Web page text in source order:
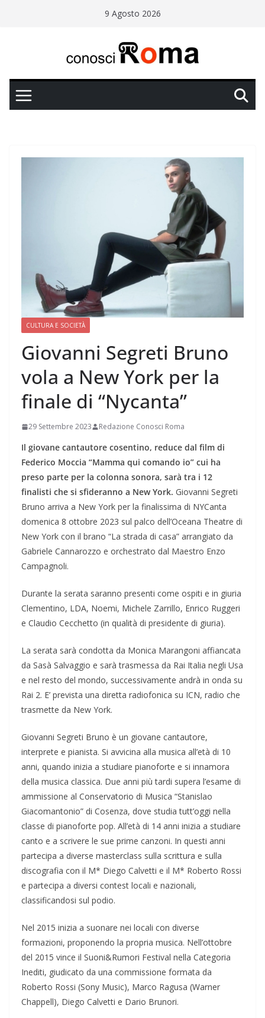
9 Agosto 2026
CULTURA E SOCIETÀ
Giovanni Segreti Bruno
vola a New York per la
finale di “Nycanta”
29 Settembre 2023 Redazione Conosci Roma
Il giovane cantautore cosentino, reduce dal film di
Federico Moccia “Mamma qui comando io” cui ha
preso parte per la colonna sonora, sarà tra i 12
finalisti che si sfideranno a New York. Giovanni Segreti
Bruno arriva a New York per la finalissima di NYCanta
domenica 8 ottobre 2023 sul palco dell’Oceana Theatre di
New York con il brano “La strada di casa” arrangiato da
Gabriele Cannarozzo e orchestrato dal Maestro Enzo
Campagnoli.
Durante la serata saranno presenti come ospiti e in giuria
Clementino, LDA, Noemi, Michele Zarrillo, Enrico Ruggeri
e Claudio Cecchetto (in qualità di presidente di giuria).
La serata sarà condotta da Monica Marangoni affiancata
da Sasà Salvaggio e sarà trasmessa da Rai Italia negli Usa
e nel resto del mondo, successivamente andrà in onda su
Rai 2. E’ prevista una diretta radiofonica su ICN, radio che
trasmette da New York.
Giovanni Segreti Bruno è un giovane cantautore,
interprete e pianista. Si avvicina alla musica all’età di 10
anni, quando inizia a studiare pianoforte e si innamora
della musica classica. Due anni più tardi supera l’esame di
ammissione al Conservatorio di Musica “Stanislao
Giacomantonio” di Cosenza, dove studia tutt’oggi nella
classe di pianoforte pop. All’età di 14 anni inizia a studiare
canto e a scrivere le sue prime canzoni. In questi anni
partecipa a diverse masterclass sulla scrittura e sulla
discografia con il M* Diego Calvetti e il M* Roberto Rossi
e partecipa a diversi contest locali e nazionali,
classificandosi sul podio.
Nel 2015 inizia a suonare nei locali con diverse
formazioni, proponendo la propria musica. Nell’ottobre
del 2015 vince il Suoni&Rumori Festival nella Categoria
Inediti, giudicato da una commissione formata da
Roberto Rossi (Sony Music), Marco Ragusa (Warner
Chappell), Diego Calvetti e Dario Brunori.